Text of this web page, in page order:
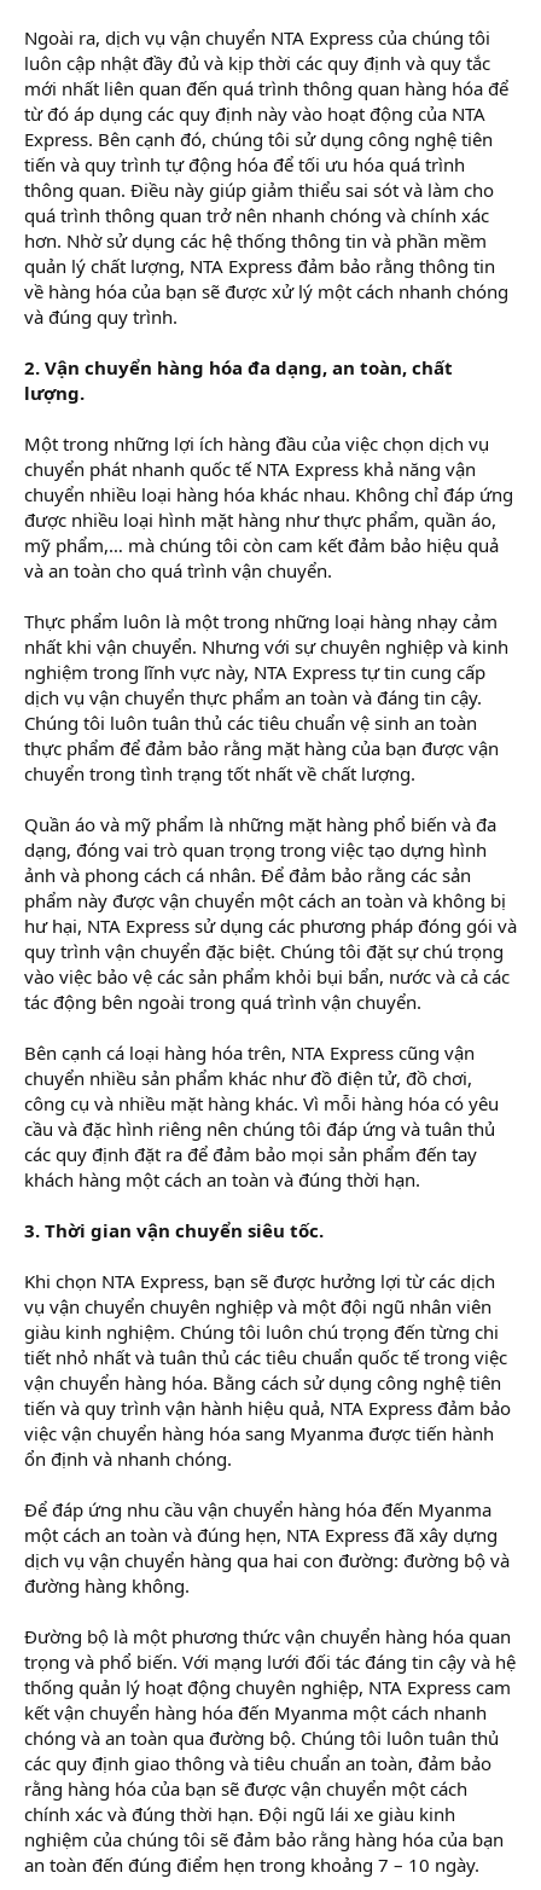
Ngoài ra, dịch vụ vận chuyển NTA Express của chúng tôi
luôn cập nhật đầy đủ và kịp thời các quy định và quy tắc
mới nhất liên quan đến quá trình thông quan hàng hóa để
từ đó áp dụng các quy định này vào hoạt động của NTA
Express. Bên cạnh đó, chúng tôi sử dụng công nghệ tiên
tiến và quy trình tự động hóa để tối ưu hóa quá trình
thông quan. Điều này giúp giảm thiểu sai sót và làm cho
quá trình thông quan trở nên nhanh chóng và chính xác
hơn. Nhờ sử dụng các hệ thống thông tin và phần mềm
quản lý chất lượng, NTA Express đảm bảo rằng thông tin
về hàng hóa của bạn sẽ được xử lý một cách nhanh chóng
và đúng quy trình.
2. Vận chuyển hàng hóa đa dạng, an toàn, chất
lượng.
Một trong những lợi ích hàng đầu của việc chọn dịch vụ
chuyển phát nhanh quốc tế NTA Express khả năng vận
chuyển nhiều loại hàng hóa khác nhau. Không chỉ đáp ứng
được nhiều loại hình mặt hàng như thực phẩm, quần áo,
mỹ phẩm,… mà chúng tôi còn cam kết đảm bảo hiệu quả
và an toàn cho quá trình vận chuyển.
Thực phẩm luôn là một trong những loại hàng nhạy cảm
nhất khi vận chuyển. Nhưng với sự chuyên nghiệp và kinh
nghiệm trong lĩnh vực này, NTA Express tự tin cung cấp
dịch vụ vận chuyển thực phẩm an toàn và đáng tin cậy.
Chúng tôi luôn tuân thủ các tiêu chuẩn vệ sinh an toàn
thực phẩm để đảm bảo rằng mặt hàng của bạn được vận
chuyển trong tình trạng tốt nhất về chất lượng.
Quần áo và mỹ phẩm là những mặt hàng phổ biến và đa
dạng, đóng vai trò quan trọng trong việc tạo dựng hình
ảnh và phong cách cá nhân. Để đảm bảo rằng các sản
phẩm này được vận chuyển một cách an toàn và không bị
hư hại, NTA Express sử dụng các phương pháp đóng gói và
quy trình vận chuyển đặc biệt. Chúng tôi đặt sự chú trọng
vào việc bảo vệ các sản phẩm khỏi bụi bẩn, nước và cả các
tác động bên ngoài trong quá trình vận chuyển.
Bên cạnh cá loại hàng hóa trên, NTA Express cũng vận
chuyển nhiều sản phẩm khác như đồ điện tử, đồ chơi,
công cụ và nhiều mặt hàng khác. Vì mỗi hàng hóa có yêu
cầu và đặc hình riêng nên chúng tôi đáp ứng và tuân thủ
các quy định đặt ra để đảm bảo mọi sản phẩm đến tay
khách hàng một cách an toàn và đúng thời hạn.
3. Thời gian vận chuyển siêu tốc.
Khi chọn NTA Express, bạn sẽ được hưởng lợi từ các dịch
vụ vận chuyển chuyên nghiệp và một đội ngũ nhân viên
giàu kinh nghiệm. Chúng tôi luôn chú trọng đến từng chi
tiết nhỏ nhất và tuân thủ các tiêu chuẩn quốc tế trong việc
vận chuyển hàng hóa. Bằng cách sử dụng công nghệ tiên
tiến và quy trình vận hành hiệu quả, NTA Express đảm bảo
việc vận chuyển hàng hóa sang Myanma được tiến hành
ổn định và nhanh chóng.
Để đáp ứng nhu cầu vận chuyển hàng hóa đến Myanma
một cách an toàn và đúng hẹn, NTA Express đã xây dựng
dịch vụ vận chuyển hàng qua hai con đường: đường bộ và
đường hàng không.
Đường bộ là một phương thức vận chuyển hàng hóa quan
trọng và phổ biến. Với mạng lưới đối tác đáng tin cậy và hệ
thống quản lý hoạt động chuyên nghiệp, NTA Express cam
kết vận chuyển hàng hóa đến Myanma một cách nhanh
chóng và an toàn qua đường bộ. Chúng tôi luôn tuân thủ
các quy định giao thông và tiêu chuẩn an toàn, đảm bảo
rằng hàng hóa của bạn sẽ được vận chuyển một cách
chính xác và đúng thời hạn. Đội ngũ lái xe giàu kinh
nghiệm của chúng tôi sẽ đảm bảo rằng hàng hóa của bạn
an toàn đến đúng điểm hẹn trong khoảng 7 – 10 ngày.